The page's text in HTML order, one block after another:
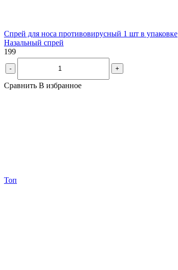
Спрей для носа противовирусный 1 шт в упаковке
Назальный спрей
199
- +
Сравнить В избранное
Топ